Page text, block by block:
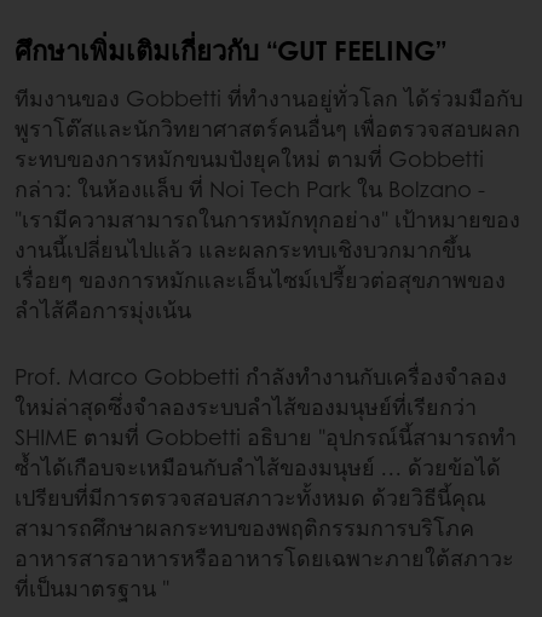
ศึกษาเพิ่มเติมเกี่ยวกับ “GUT FEELING”
ทีมงานของ Gobbetti ที่ทำงานอยู่ทั่วโลก ได้ร่วมมือกับ
พูราโต๊สและนักวิทยาศาสตร์คนอื่นๆ เพื่อตรวจสอบผลก
ระทบของการหมักขนมปังยุคใหม่ ตามที่ Gobbetti
กล่าว: ในห้องแล็บ ที่ Noi Tech Park ใน Bolzano -
"เรามีความสามารถในการหมักทุกอย่าง" เป้าหมายของ
งานนี้เปลี่ยนไปแล้ว และผลกระทบเชิงบวกมากขึ้น
เรื่อยๆ ของการหมักและเอ็นไซม์เปรี้ยวต่อสุขภาพของ
ลำไส้คือการมุ่งเน้น
Prof. Marco Gobbetti กำลังทำงานกับเครื่องจำลอง
ใหม่ล่าสุดซึ่งจำลองระบบลำไส้ของมนุษย์ที่เรียกว่า
SHIME ตามที่ Gobbetti อธิบาย "อุปกรณ์นี้สามารถทำ
ซ้ำได้เกือบจะเหมือนกับลำไส้ของมนุษย์ … ด้วยข้อได้
เปรียบที่มีการตรวจสอบสภาวะทั้งหมด ด้วยวิธีนี้คุณ
สามารถศึกษาผลกระทบของพฤติกรรมการบริโภค
อาหารสารอาหารหรืออาหารโดยเฉพาะภายใต้สภาวะ
ที่เป็นมาตรฐาน "